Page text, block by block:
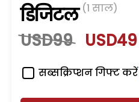
डिजिटल (1 साल)
USD99 USD49
सब्सक्रिप्शन गिफ्ट करें